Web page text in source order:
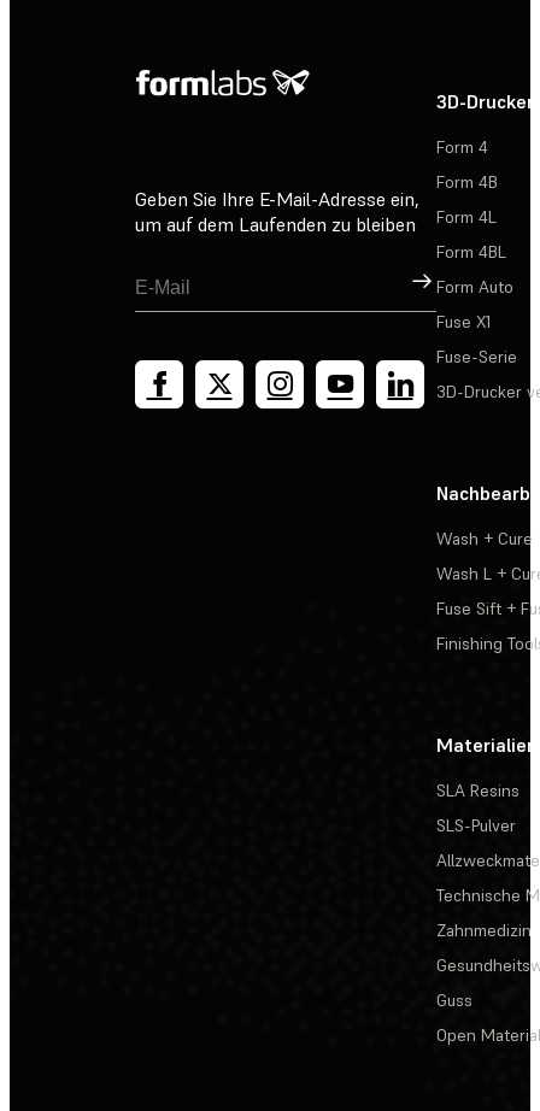
Geben Sie Ihre E-Mail-Adresse ein,
um auf dem Laufenden zu bleiben
Registrieren
3D-Drucker
Form 4
Form 4B
Form 4L
Form 4BL
Form Auto
Fuse X1
Fuse-Serie
3D-Drucker
Wash + Cure
Wash L +
Fuse Sift +
Finishing
Materialien
SLA Resins
SLS-Pulver
Technische
Zahnmedizin
Guss
Open